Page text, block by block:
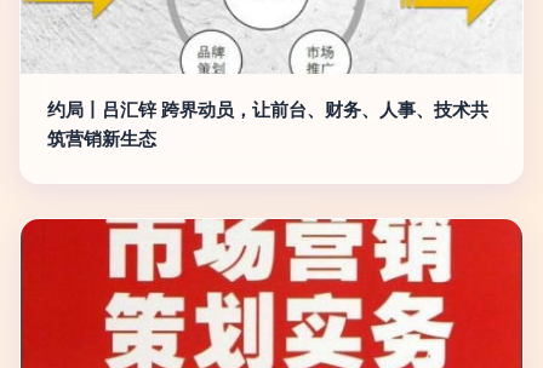
约局丨吕汇锌 跨界动员，让前台、财务、人事、技术共
筑营销新生态